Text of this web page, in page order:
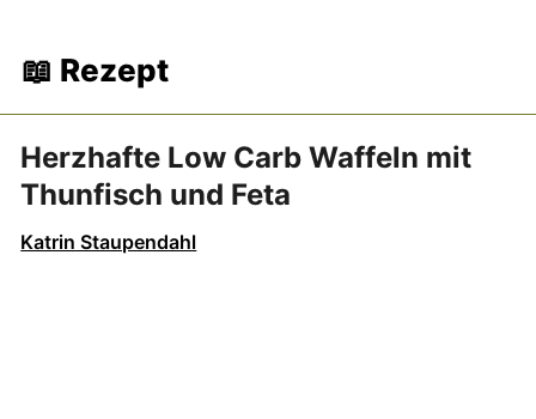
📖 Rezept
Herzhafte Low Carb Waffeln mit
Thunfisch und Feta
Katrin Staupendahl